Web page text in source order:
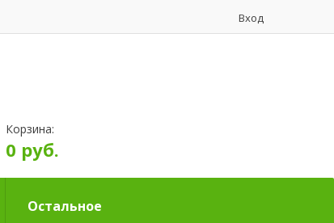
Вход
Корзина:
0 руб.
Остальное